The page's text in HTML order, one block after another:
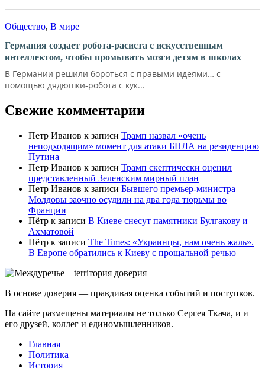
Общество, В мире
Германия создает робота-расиста с искусственным
интеллектом, чтобы промывать мозги детям в школах
В Германии решили бороться с правыми идеями… с
помощью дядюшки-робота с кук...
Свежие комментарии
Петр Иванов к записи Трамп назвал «очень
неподходящим» момент для атаки БПЛА на резиденцию
Путина
Петр Иванов к записи Трамп скептически оценил
представленный Зеленским мирный план
Петр Иванов к записи Бывшего премьер-министра
Молдовы заочно осудили на два года тюрьмы во
Франции
Пётр к записи В Киеве снесут памятники Булгакову и
Ахматовой
Пётр к записи Тhe Times: «Украинцы, нам очень жаль».
В Европе обратились к Киеву с прощальной речью
В основе доверия — правдивая оценка событий и поступков.
На сайте размещены материалы не только Сергея Ткача, и и
его друзей, коллег и единомышленников.
Главная
Политика
История